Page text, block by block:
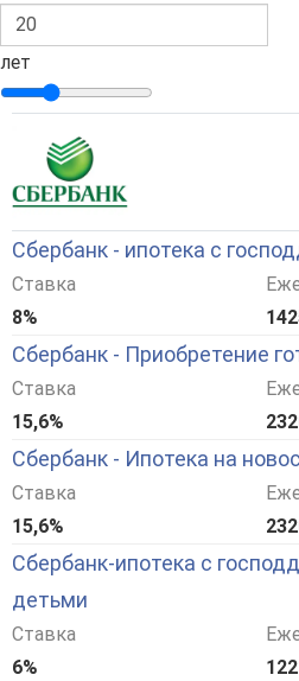
лет
Сбербанк - ипотека с
Ставка
8%
Сбербанк - Приобретение
Ставка
15,6%
Сбербанк - Ипотека на
Ставка
15,6%
Сбербанк-ипотека с
детьми
Ставка
6%